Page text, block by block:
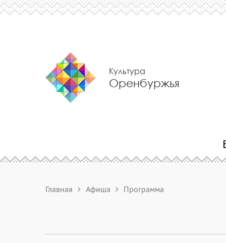
Культура
Оренбуржья
Главная Афиша Программа